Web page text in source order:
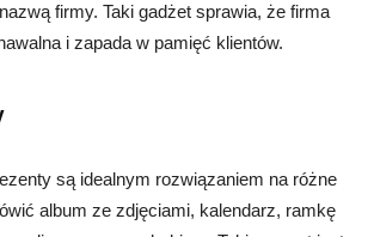
firmy. Taki gadżet sprawia, że firma
i zapada w pamięć klientów.
są idealnym rozwiązaniem na różne
album ze zdjęciami, kalendarz, ramkę